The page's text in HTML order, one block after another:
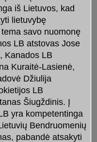
iš Lietuvos, kad
lietuvybę
savo nuomonę
LB atstovas Jose
Kanados LB
Kuraitė-Lasienė,
Džiulija
LB
Šiugždinis. Į
yra kompetentinga
Bendruomenių
pabandė atsakyti